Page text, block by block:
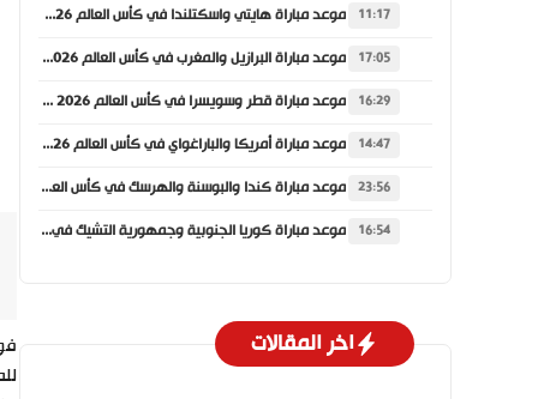
11:17 موعد مباراة هايتي واسكتلندا في كأس العالم 2026 والقنوات الناقلة
17:05 موعد مباراة البرازيل والمغرب في كأس العالم 2026 والقنوات الناقلة
16:29 موعد مباراة قطر وسويسرا في كأس العالم 2026 والقنوات الناقلة
14:47 موعد مباراة أمريكا والباراغواي في كأس العالم 2026 والقنوات الناقلة
23:56 موعد مباراة كندا والبوسنة والهرسك في كأس العالم 2026 والقنوات الناقلة
16:54 موعد مباراة كوريا الجنوبية وجمهورية التشيك في كأس العالم 2026 والقنوات الناقلة
اخر المقالات